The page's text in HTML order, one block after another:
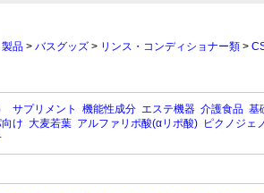
製品 > バスグッズ > リンス・コンディショナー類 >
サプリメント 機能性成分 エステ機器 介護食品 基
け 大麦若葉 アルファリポ酸(αリポ酸) ピクノジェ